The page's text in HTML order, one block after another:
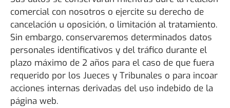
comercial con nosotros o ejercite su derecho de
cancelación u oposición, o limitación al tratamiento.
Sin embargo, conservaremos determinados datos
personales identificativos y del tráfico durante el
plazo máximo de 2 años para el caso de que fuera
requerido por los Jueces y Tribunales o para incoar
acciones internas derivadas del uso indebido de la
página web.